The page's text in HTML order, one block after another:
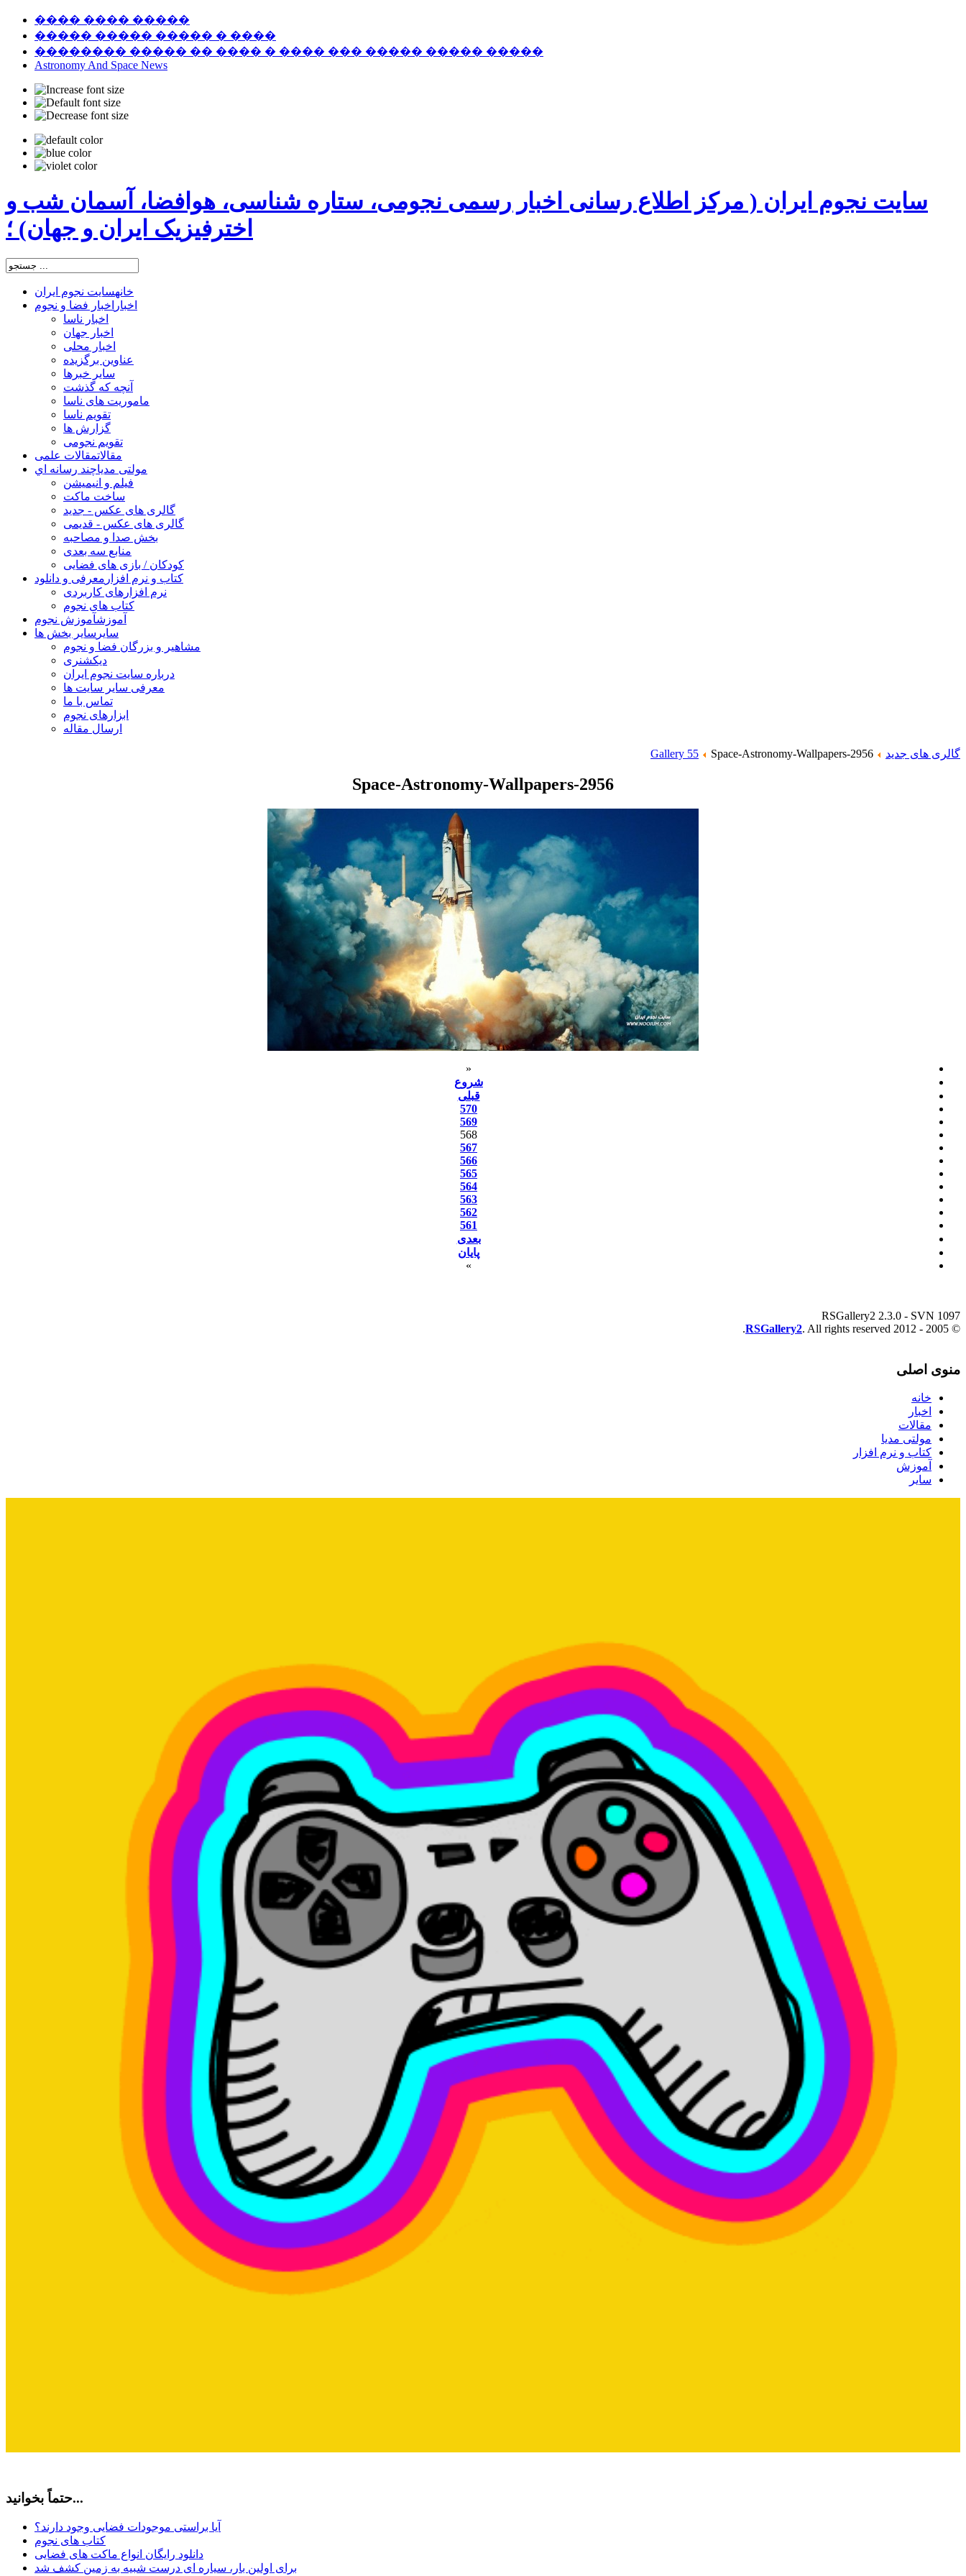
���� ���� �����
����� ����� ����� � ����
�������� ����� �� ���� � ���� ��� ����� ����� �����
Astronomy And Space News
سایت نجوم ایران ( مرکز اطلاع رسانی اخبار رسمی نجومی، ستاره شناسی، هوافضا، آسمان شب و
اخترفیزیک ایران و جهان) ؛
خانهسایت نجوم ایران
اخبار اخبار فضا و نجوم
اخبار ناسا
اخبار جهان
اخبار محلی
عناوین برگزیده
سایر خبرها
آنچه که گذشت
ماموریت های ناسا
تقویم ناسا
گزارش ها
تقویم نجومی
مقالاتمقالات علمی
مولتی مدیاچند رسانه اي
فیلم و انیمیشن
ساخت ماکت
گالری های عکس - جدید
گالری های عکس - قدیمی
بخش صدا و مصاحبه
منابع سه بعدی
کودکان / بازی های فضایی
کتاب و نرم افزار معرفی و دانلود
نرم افزارهای کاربردی
کتاب های نجوم
آموزشآموزش نجوم
سایر سایر بخش ها
مشاهیر و بزرگان فضا و نجوم
دیکشنری
درباره سایت نجوم ایران
معرفی سایر سایت ها
تماس با ما
ابزارهای نجوم
ارسال مقاله
گالری های جدید Gallery 55 Space-Astronomy-Wallpapers-2956
Space-Astronomy-Wallpapers-2956
«
شروع
قبلی
570
569
568
567
566
565
564
563
562
561
بعدی
پایان
»
RSGallery2 2.3.0 - SVN 1097
© 2005 - 2012
RSGallery2. All rights reserved.
منوی اصلی
خانه
اخبار
مقالات
مولتی مدیا
کتاب و نرم افزار
آموزش
سایر
حتماً بخوانید...
آیا براستی موجودات فضایی وجود دارند؟
کتاب های نجوم
دانلود رایگان انواع ماکت های فضایی
برای اولین بار، سیاره ای درست شبیه به زمین کشف شد